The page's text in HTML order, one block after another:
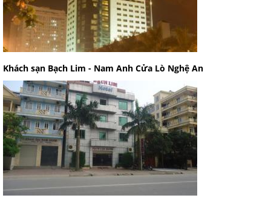
Khách sạn Bạch Lim - Nam Anh Cửa Lò Nghệ An